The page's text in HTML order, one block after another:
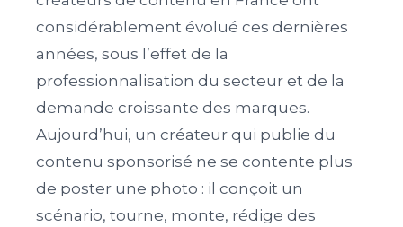
considérablement évolué ces dernières
années, sous l’effet de la
professionnalisation du secteur et de la
demande croissante des marques.
Aujourd’hui, un créateur qui publie du
contenu sponsorisé ne se contente plus
de poster une photo : il conçoit un
scénario, tourne, monte, rédige des